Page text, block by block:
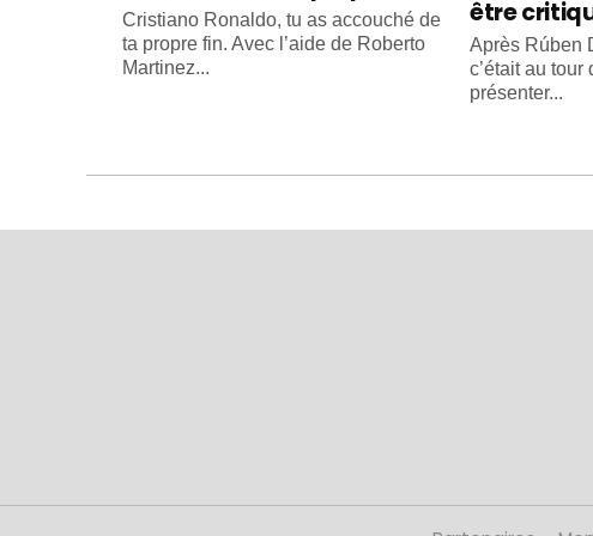
Cristiano Ronaldo, tu as accouché de
ta propre fin. Avec l’aide de Roberto
Martinez...
être
Après Rúben
c’était au
présenter...